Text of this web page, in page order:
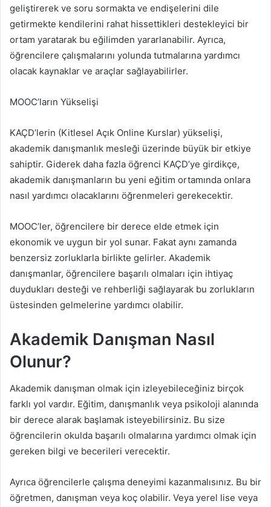
geliştirerek ve soru sormakta ve endişelerini dile
getirmekte kendilerini rahat hissettikleri destekleyici bir
ortam yaratarak bu eğilimden yararlanabilir. Ayrıca,
öğrencilere çalışmalarını yolunda tutmalarına yardımcı
olacak kaynaklar ve araçlar sağlayabilirler.
MOOC’ların Yükselişi
KAÇD’lerin (Kitlesel Açık Online Kurslar) yükselişi,
akademik danışmanlık mesleği üzerinde büyük bir etkiye
sahiptir. Giderek daha fazla öğrenci KAÇD’ye girdikçe,
akademik danışmanların bu yeni eğitim ortamında onlara
nasıl yardımcı olacaklarını öğrenmeleri gerekecektir.
MOOC’ler, öğrencilere bir derece elde etmek için
ekonomik ve uygun bir yol sunar. Fakat aynı zamanda
benzersiz zorluklarla birlikte gelirler. Akademik
danışmanlar, öğrencilere başarılı olmaları için ihtiyaç
duydukları desteği ve rehberliği sağlayarak bu zorlukların
üstesinden gelmelerine yardımcı olabilir.
Akademik Danışman Nasıl
Olunur?
Akademik danışman olmak için izleyebileceğiniz birçok
farklı yol vardır. Eğitim, danışmanlık veya psikoloji alanında
bir derece alarak başlamak isteyebilirsiniz. Bu size
öğrencilerin okulda başarılı olmalarına yardımcı olmak için
gereken bilgi ve becerileri verecektir.
Ayrıca öğrencilerle çalışma deneyimi kazanmalısınız. Bu bir
öğretmen, danışman veya koç olabilir. Veya yerel lise veya